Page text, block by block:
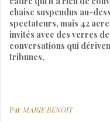
chaise suspendus au-
spectateurs, mais 42
invités avec des verres
conversations qui
tribunes.
ParMARIE BENOIT